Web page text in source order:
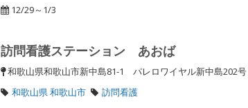
12/29～1/3
訪問看護ステーション あおば
和歌山県和歌山市新中島81-1 パレロワイヤル新中島202号
和歌山県 和歌山市
訪問看護